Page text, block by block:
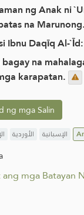
ng Anak ni
na Marunong.
Ibnu Daqīq Al-
na
karapatan.
ng mga Salin
الأوردية الإسبانية
mga Batayan